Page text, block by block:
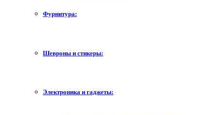
Фурнитура:
Шевроны и стикеры:
Электроника и гаджеты: